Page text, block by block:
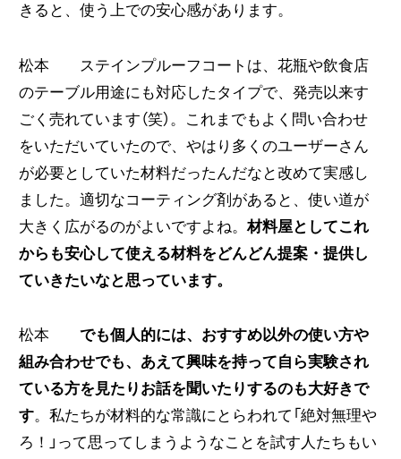
きると、使う上での安心感があります。
松本 ステインプルーフコートは、花瓶や飲食店
のテーブル用途にも対応したタイプで、発売以来す
ごく売れています（笑）。これまでもよく問い合わせ
をいただいていたので、やはり多くのユーザーさん
が必要としていた材料だったんだなと改めて実感し
ました。 適切なコーティング剤があると、使い道が
大きく広がるのがよいですよね。材料屋としてこれ
からも安心して使える材料をどんどん提案・提供し
ていきたいなと思っています。
松本 でも個人的には、おすすめ以外の使い方や
組み合わせでも、あえて興味を持って自ら実験され
ている方を見たりお話を聞いたりするのも大好きで
す。私たちが材料的な常識にとらわれて「絶対無理や
ろ！」って思ってしまうようなことを試す人たちもい